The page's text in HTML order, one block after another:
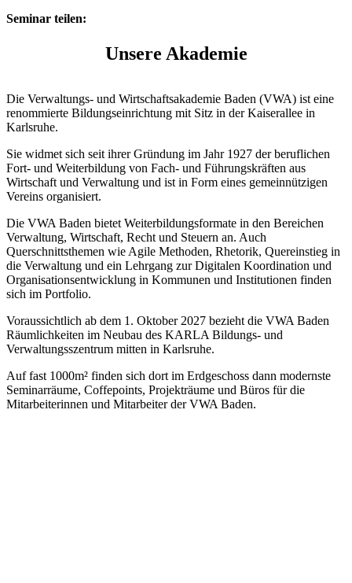
Seminar teilen:
Unsere Akademie
Die Verwaltungs- und Wirtschaftsakademie Baden (VWA) ist eine
renommierte Bildungseinrichtung mit Sitz in der Kaiserallee in
Karlsruhe.
Sie widmet sich seit ihrer Gründung im Jahr 1927 der beruflichen
Fort- und Weiterbildung von Fach- und Führungskräften aus
Wirtschaft und Verwaltung und ist in Form eines gemeinnützigen
Vereins organisiert.
Die VWA Baden bietet Weiterbildungsformate in den Bereichen
Verwaltung, Wirtschaft, Recht und Steuern an. Auch
Querschnittsthemen wie Agile Methoden, Rhetorik, Quereinstieg in
die Verwaltung und ein Lehrgang zur Digitalen Koordination und
Organisationsentwicklung in Kommunen und Institutionen finden
sich im Portfolio.
Voraussichtlich ab dem 1. Oktober 2027 bezieht die VWA Baden
Räumlichkeiten im Neubau des KARLA Bildungs- und
Verwaltungsszentrum mitten in Karlsruhe.
Auf fast 1000m² finden sich dort im Erdgeschoss dann modernste
Seminarräume, Coffepoints, Projekträume und Büros für die
Mitarbeiterinnen und Mitarbeiter der VWA Baden.